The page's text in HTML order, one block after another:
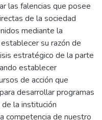
las falencias que posee
de la sociedad
mediante la
su razón de
estratégico de la parte
establecer
de acción que
desarrollar programas
la institución
competencia de nuestro